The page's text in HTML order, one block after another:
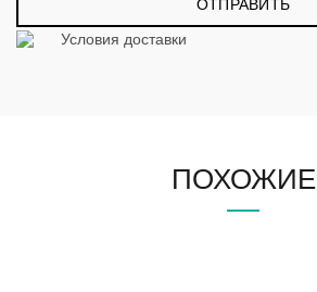
Условия доставки
ПОХОЖИЕ